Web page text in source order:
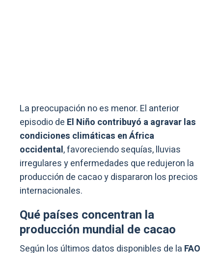
La preocupación no es menor. El anterior
episodio de El Niño contribuyó a agravar las
condiciones climáticas en África
occidental, favoreciendo sequías, lluvias
irregulares y enfermedades que redujeron la
producción de cacao y dispararon los precios
internacionales.
Qué países concentran la
producción mundial de cacao
Según los últimos datos disponibles de la FAO